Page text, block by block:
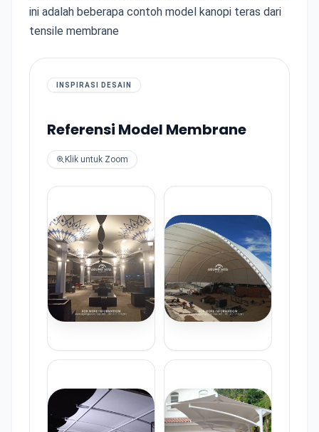
ini adalah beberapa contoh model kanopi teras dari
tensile membrane
INSPIRASI DESAIN
Referensi Model Membrane
Klik untuk Zoom